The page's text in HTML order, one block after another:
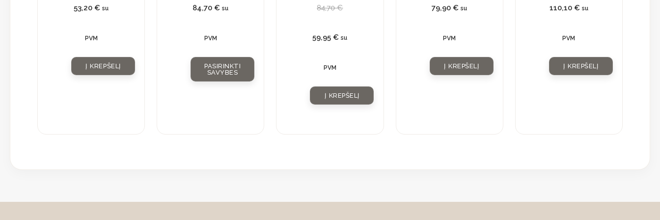
natūraliu
53,20€ su
PVM
Į KREPŠELĮ
84,70€ su
PVM
PASIRINKTI
SAVYBES
84,70€
59,95€ su
PVM
Į KREPŠELĮ
79,90€ su
PVM
Į KREPŠELĮ
110,10 € su
PVM
Į KREPŠELĮ